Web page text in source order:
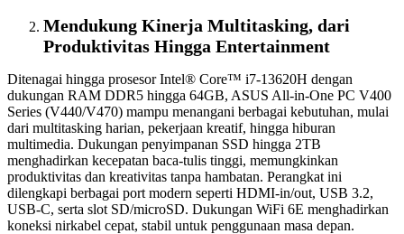
Mendukung Kinerja Multitasking, dari
Produktivitas Hingga Entertainment
Ditenagai hingga prosesor Intel® Core™ i7-13620H dengan
dukungan RAM DDR5 hingga 64GB, ASUS All-in-One PC V400
Series (V440/V470) mampu menangani berbagai kebutuhan, mulai
dari multitasking harian, pekerjaan kreatif, hingga hiburan
multimedia. Dukungan penyimpanan SSD hingga 2TB
menghadirkan kecepatan baca-tulis tinggi, memungkinkan
produktivitas dan kreativitas tanpa hambatan. Perangkat ini
dilengkapi berbagai port modern seperti HDMI-in/out, USB 3.2,
USB-C, serta slot SD/microSD. Dukungan WiFi 6E menghadirkan
koneksi nirkabel cepat, stabil untuk penggunaan masa depan.